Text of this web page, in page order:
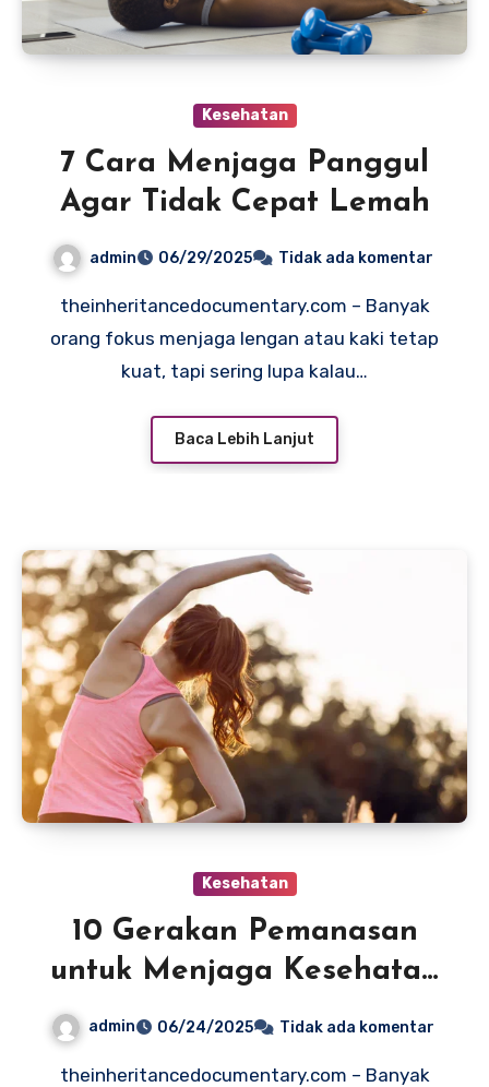
Kesehatan
7 Cara Menjaga Panggul
Agar Tidak Cepat Lemah
admin 06/29/2025 Tidak ada komentar
theinheritancedocumentary.com – Banyak
orang fokus menjaga lengan atau kaki tetap
kuat, tapi sering lupa kalau…
Baca Lebih Lanjut
Kesehatan
10 Gerakan Pemanasan
untuk Menjaga Kesehatan
admin 06/24/2025 Tidak ada komentar
theinheritancedocumentary.com – Banyak